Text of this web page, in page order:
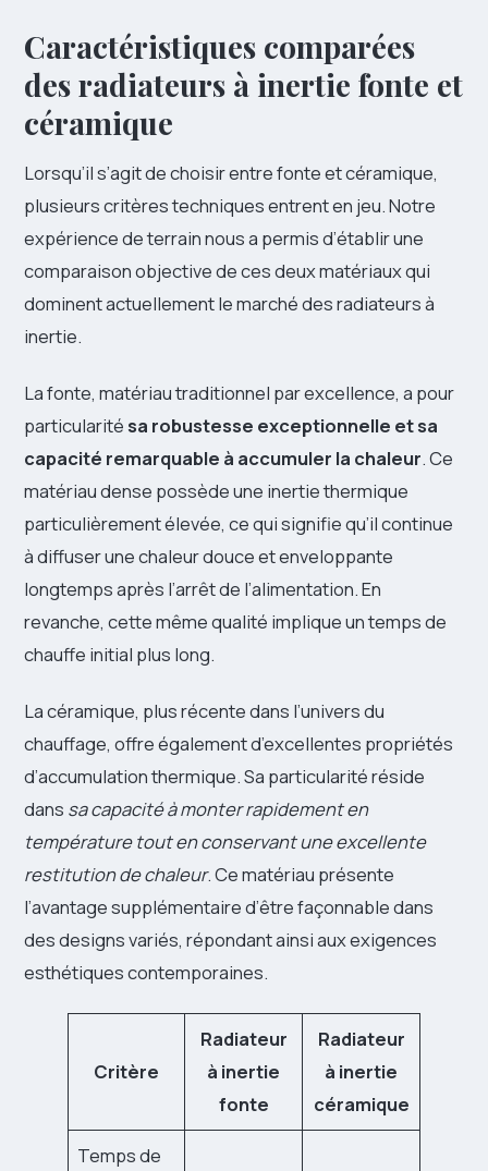
Caractéristiques comparées
des radiateurs à inertie fonte et
céramique
Lorsqu’il s’agit de choisir entre fonte et céramique,
plusieurs critères techniques entrent en jeu. Notre
expérience de terrain nous a permis d’établir une
comparaison objective de ces deux matériaux qui
dominent actuellement le marché des radiateurs à
inertie.
La fonte, matériau traditionnel par excellence, a pour
particularitésa robustesse exceptionnelle et sa
capacité remarquable à accumuler la chaleur. Ce
matériau dense possède une inertie thermique
particulièrement élevée, ce qui signifie qu’il continue
à diffuser une chaleur douce et enveloppante
longtemps après l’arrêt de l’alimentation. En
revanche, cette même qualité implique un temps de
chauffe initial plus long.
La céramique, plus récente dans l’univers du
chauffage, offre également d’excellentes propriétés
d’accumulation thermique. Sa particularité réside
dans sa capacité à monter rapidement en
température tout en conservant une excellente
restitution de chaleur. Ce matériau présente
l’avantage supplémentaire d’être façonnable dans
des designs variés, répondant ainsi aux exigences
esthétiques contemporaines.
Critère
Radiateur
à inertie
fonte
Radiateur
à inertie
céramique
Temps de